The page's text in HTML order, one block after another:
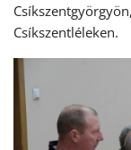
Csíkszentléleken.